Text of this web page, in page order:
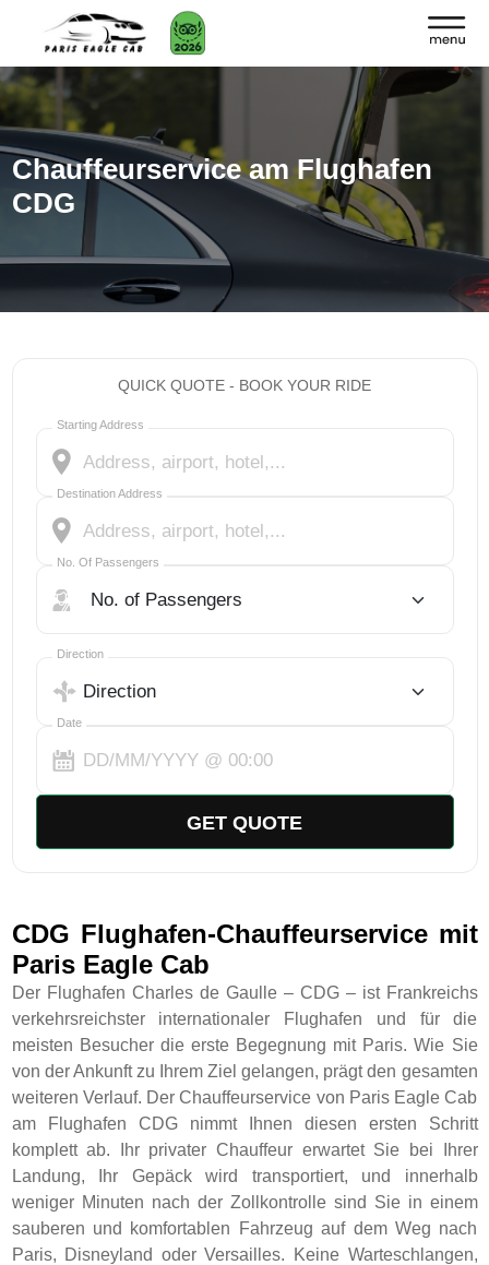
Chauffeurservice am Flughafen
CDG
QUICK QUOTE - BOOK YOUR RIDE
Starting Address
Destination Address
No. Of Passengers
No. Of Passengers
Direction
Select Trip Direction
Date
GET QUOTE
CDG Flughafen-Chauffeurservice mit
Paris Eagle Cab
Der Flughafen Charles de Gaulle – CDG – ist Frankreichs
verkehrsreichster internationaler Flughafen und für die
meisten Besucher die erste Begegnung mit Paris. Wie Sie
von der Ankunft zu Ihrem Ziel gelangen, prägt den gesamten
weiteren Verlauf. Der Chauffeurservice von Paris Eagle Cab
am Flughafen CDG nimmt Ihnen diesen ersten Schritt
komplett ab. Ihr privater Chauffeur erwartet Sie bei Ihrer
Landung, Ihr Gepäck wird transportiert, und innerhalb
weniger Minuten nach der Zollkontrolle sind Sie in einem
sauberen und komfortablen Fahrzeug auf dem Weg nach
Paris, Disneyland oder Versailles. Keine Warteschlangen,